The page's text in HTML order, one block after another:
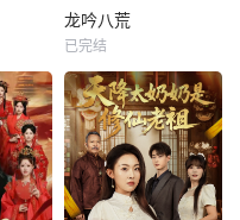
龙吟八荒
已完结